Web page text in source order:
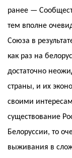
ранее —
тем вполне
Союза в
как раз на
достаточно
страны, и их
своими
существование
Белоруссии, то
выживания в